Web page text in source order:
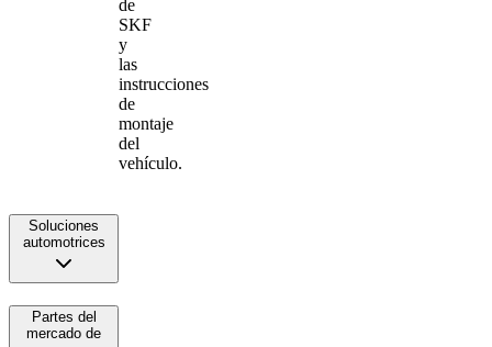
de
SKF
y
las
instrucciones
de
montaje
del
vehículo.
Soluciones
automotrices
Partes del
mercado de